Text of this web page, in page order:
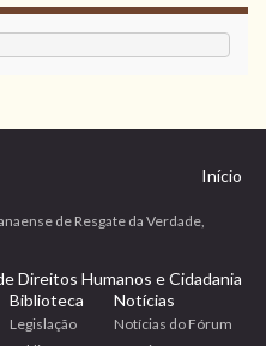
Início
de Resgate da Verdade,
Direitos Humanos e Cidadania
Biblioteca
Legislação
Notícias
Notícias do Fórum